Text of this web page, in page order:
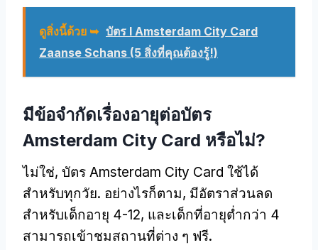
ดูสิ่งนี้ด้วย ➥ บัตร I Amsterdam City Card
Zaanse Schans (5 สิ่งที่คุณต้องรู้!)
มีข้อจำกัดเรื่องอายุต่อบัตร
Amsterdam City Card หรือไม่?
ไม่ใช่, บัตร Amsterdam City Card ใช้ได้
สำหรับทุกวัย. อย่างไรก็ตาม, มีอัตราส่วนลด
สำหรับเด็กอายุ 4-12, และเด็กที่อายุต่ำกว่า 4
สามารถเข้าชมสถานที่ต่าง ๆ ฟรี.